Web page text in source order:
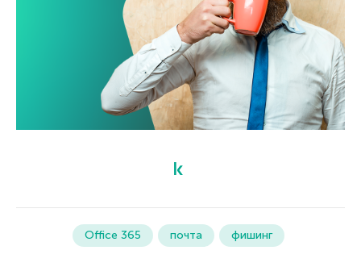
Office 365 почта фишинг